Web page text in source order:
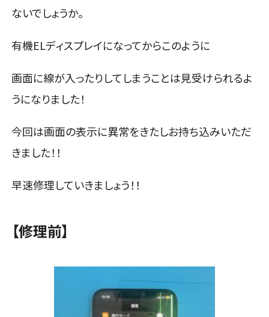
ないでしょうか。
有機ELディスプレイになってからこのように
画面に線が入ったりしてしまうことは見受けられるよ
うになりました！
今回は画面の表示に異常をきたしお持ち込みいただ
きました！！
早速修理していきましょう！！
【修理前】